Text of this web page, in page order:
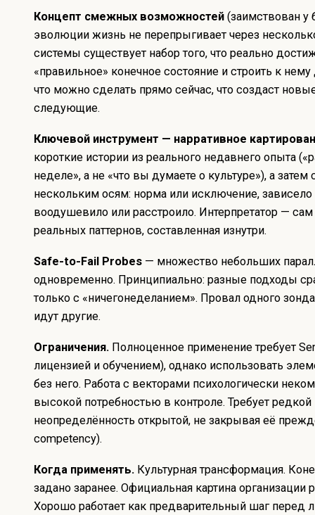
Концепт смежных возможностей (заимствован у
эволюции жизнь не перепрыгивает через
системы существует набор того, что реально
«правильное» конечное состояние и строить к
что можно сделать прямо сейчас, что создаст
следующие.
Ключевой инструмент — нарративное
короткие истории из реального недавнего опыта
неделе», а не «что вы думаете о культуре»), а
нескольким осям: норма или исключение, зависело
воодушевило или расстроило. Интерпретатор — сам
реальных паттернов, составленная изнутри.
Safe-to-Fail Probes — множество небольших
одновременно. Принципиально: разные подходы
только с «ничегонеделанием». Провал одного
идут другие.
Ограничения. Полноценное применение требует
лицензией и обучением), однако использовать
без него. Работа с векторами психологически
высокой потребностью в контроле. Требует
неопределённость открытой, не закрывая её
competency).
Когда применять. Культурная трансформация.
задано заранее. Официальная картина организации
Хорошо работает как предварительный шаг перед